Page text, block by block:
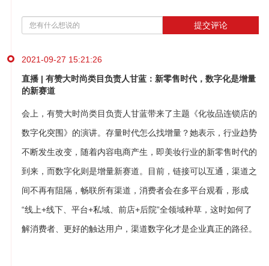
提交评论
2021-09-27 15:21:26
直播 | 有赞大时尚类目负责人甘蓝：新零售时代，数字化是增量
的新赛道
会上，有赞大时尚类目负责人甘蓝带来了主题《化妆品连锁店的
数字化突围》的演讲。存量时代怎么找增量？她表示，行业趋势
不断发生改变，随着内容电商产生，即美妆行业的新零售时代的
到来，而数字化则是增量新赛道。目前，链接可以互通，渠道之
间不再有阻隔，畅联所有渠道，消费者会在多平台观看，形成
“线上+线下、平台+私域、前店+后院”全领域种草，这时如何了
解消费者、更好的触达用户，渠道数字化才是企业真正的路径。